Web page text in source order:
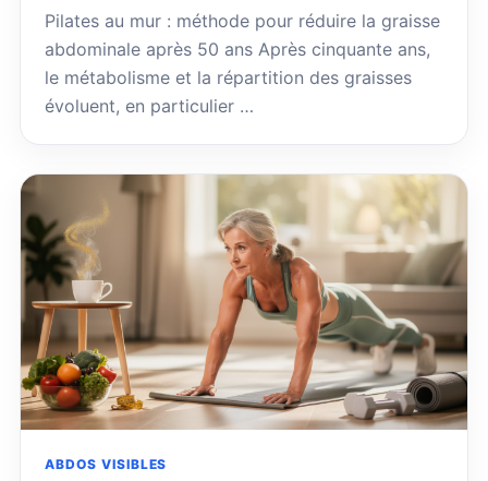
Pilates au mur : méthode pour réduire la graisse
abdominale après 50 ans Après cinquante ans,
le métabolisme et la répartition des graisses
évoluent, en particulier …
ABDOS VISIBLES